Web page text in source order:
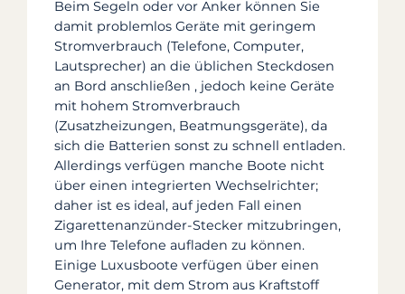
Beim Segeln oder vor Anker können Sie
damit problemlos Geräte mit geringem
Stromverbrauch (Telefone, Computer,
Lautsprecher) an die üblichen Steckdosen
an Bord anschließen , jedoch keine Geräte
mit hohem Stromverbrauch
(Zusatzheizungen, Beatmungsgeräte), da
sich die Batterien sonst zu schnell entladen.
Allerdings verfügen manche Boote nicht
über einen integrierten Wechselrichter;
daher ist es ideal, auf jeden Fall einen
Zigarettenanzünder-Stecker mitzubringen,
um Ihre Telefone aufladen zu können.
Einige Luxusboote verfügen über einen
Generator, mit dem Strom aus Kraftstoff